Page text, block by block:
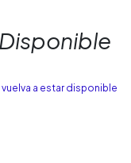
a estar disponible